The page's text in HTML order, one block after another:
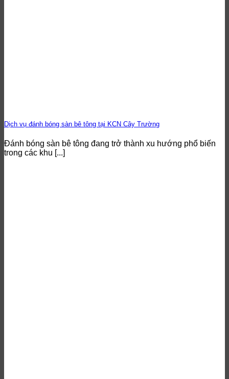
Dịch vụ đánh bóng sàn bê tông tại KCN Cây Trường
Đánh bóng sàn bê tông đang trở thành xu hướng phổ biến
trong các khu [...]